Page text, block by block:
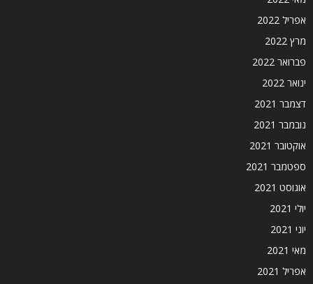
אפריל 2022
מרץ 2022
פברואר 2022
ינואר 2022
דצמבר 2021
נובמבר 2021
אוקטובר 2021
ספטמבר 2021
אוגוסט 2021
יולי 2021
יוני 2021
מאי 2021
אפריל 2021